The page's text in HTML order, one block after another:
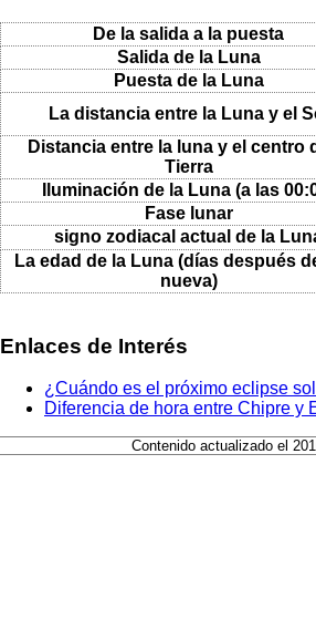
De la salida a la puesta
Salida de la Luna
Puesta de la Luna
La distancia entre la Luna y el
Distancia entre la luna y el centro
Tierra
Iluminación de la Luna (a las
Fase lunar
signo zodiacal actual de la
La edad de la Luna (días después
nueva)
Enlaces de Interés
¿Cuándo es el próximo eclipse
Diferencia de hora entre Chipre y
Contenido actualizado el